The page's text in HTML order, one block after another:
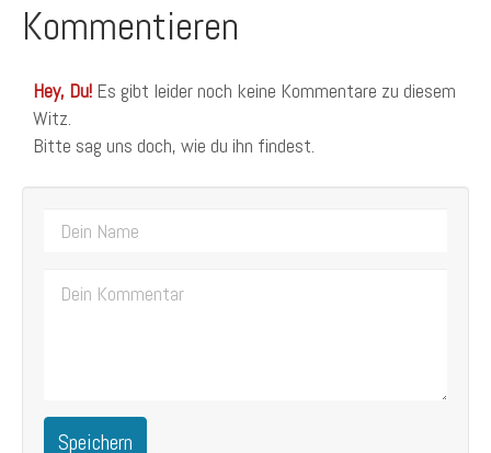
Kommentieren
Hey, Du! Es gibt leider noch keine Kommentare zu diesem
Witz.
Bitte sag uns doch, wie du ihn findest.
Speichern